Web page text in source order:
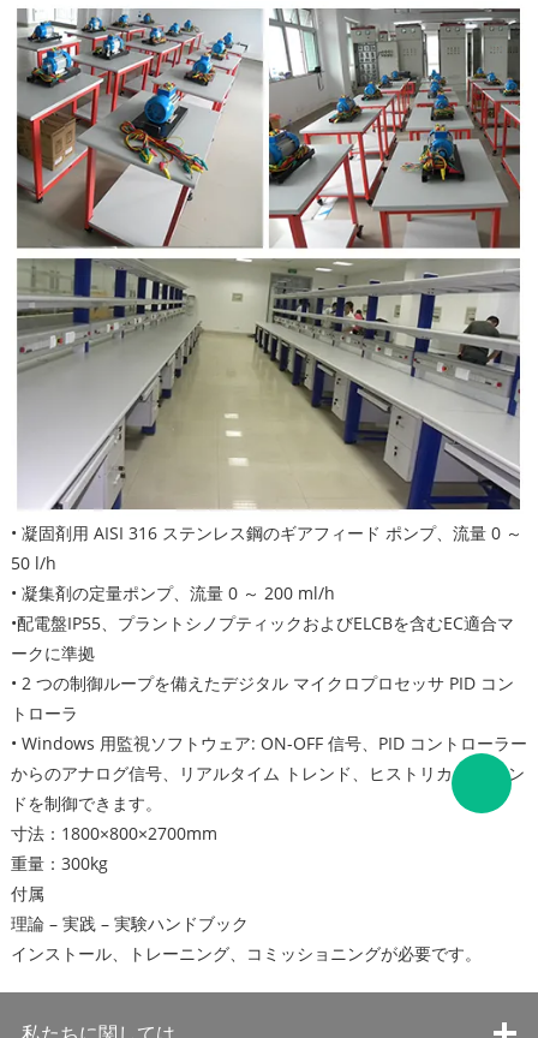
• 凝固剤用 AISI 316 ステンレス鋼のギアフィード ポンプ、流量 0 ～
50 l/h
• 凝集剤の定量ポンプ、流量 0 ～ 200 ml/h
•配電盤IP55、プラントシノプティックおよびELCBを含むEC適合マ
ークに準拠
• 2 つの制御ループを備えたデジタル マイクロプロセッサ PID コン
トローラ
• Windows 用監視ソフトウェア: ON-OFF 信号、PID コントローラー
からのアナログ信号、リアルタイム トレンド、ヒストリカル トレン
ドを制御できます。
寸法：1800×800×2700mm
重量：300kg
付属
理論 – 実践 – 実験ハンドブック
インストール、トレーニング、コミッショニングが必要です。